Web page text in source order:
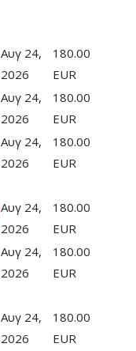
Αυγ 24,
2026
180.00
EUR
Αυγ 24,
2026
180.00
EUR
Αυγ 24,
2026
180.00
EUR
Αυγ 24,
2026
180.00
EUR
Αυγ 24,
2026
180.00
EUR
Αυγ 24,
2026
180.00
EUR